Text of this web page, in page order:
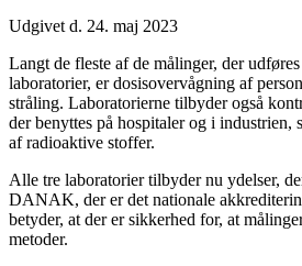
Udgivet d. 24. maj 2023
Langt de fleste af de målinger, der
laboratorier, er dosisovervågning af
stråling. Laboratorierne tilbyder også
der benyttes på hospitaler og i industrien,
af radioaktive stoffer.
Alle tre laboratorier tilbyder nu ydelser,
DANAK, der er det nationale
betyder, at der er sikkerhed for, at
metoder.